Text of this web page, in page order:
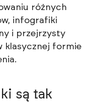
różnych
infografiki
i przejrzysty
klasycznej formie
są tak